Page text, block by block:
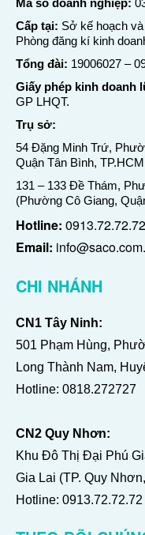
Mã số doanh nghiệp:
Cấp tại: Sở kế hoạch
Phòng đăng kí kinh
Tổng đài: 19006027 –
Giấy phép kinh doanh
GP LHQT.
Trụ sở:
54 Đặng Minh Trứ,
Quận Tân Bình,
131 – 133 Đề Thám,
(Phường Cô Giang,
Hotline: 0913.72.72.72
Email:
CHI NHÁNH
CN1 Tây Ninh:
501 Phạm Hùng,
Long Thành Nam,
Hotline: 0818.272727
CN2 Quy Nhơn:
Khu Đô Thị Đại Phú
Gia Lai (TP. Quy
Hotline: 0913.72.72.72